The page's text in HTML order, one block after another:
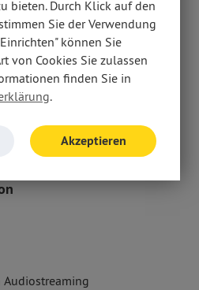
Audiostreaming
bieten. Durch Klick auf den
Sie der Verwendung
können Sie
von Cookies Sie zulassen
finden Sie in
.
Akzeptieren